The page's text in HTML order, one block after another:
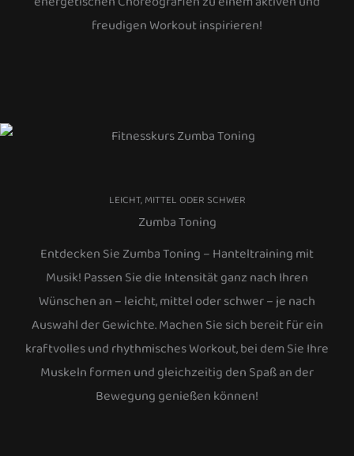
freudigen Workout inspirieren!
LEICHT, MITTEL ODER SCHWER
Zumba Toning
Entdecken Sie Zumba Toning – Hanteltraining mit
Musik! Passen Sie die Intensität ganz nach Ihren
Wünschen an – leicht, mittel oder schwer – je nach
Auswahl der Gewichte. Machen Sie sich bereit für ein
kraftvolles und rhythmisches Workout, bei dem Sie Ihre
Muskeln formen und gleichzeitig den Spaß an der
Bewegung genießen können!